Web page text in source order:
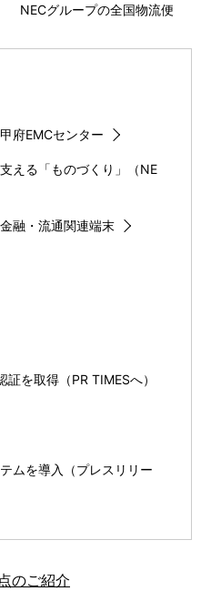
NECグループの全国物流便
甲府EMCセンター
える「ものづくり」（NE
金融・流通関連端末
を取得（PR TIMESへ）
ムを導入（プレスリリー
のご紹介